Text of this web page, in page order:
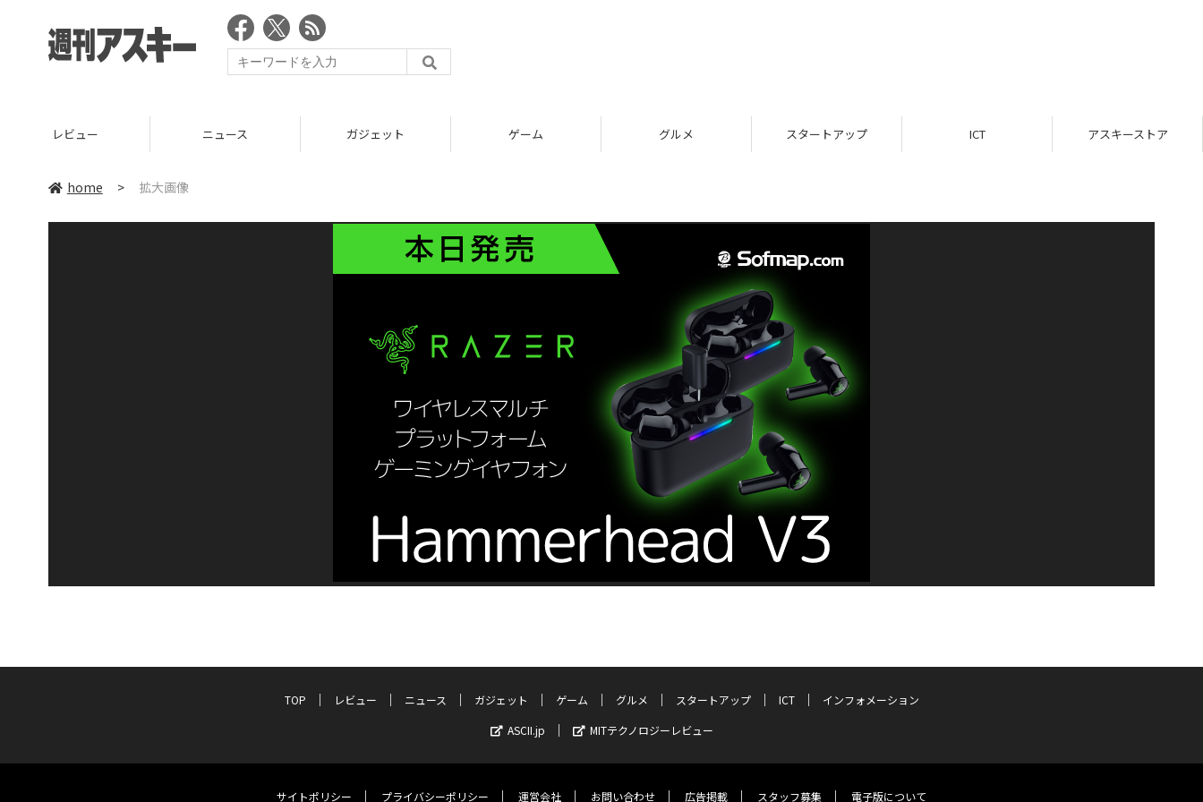
レビュー ニュース ガジェット ゲーム グルメ スタートアップ ICT アスキーストア
home > 拡大画像
TOP レビュー ニュース ガジェット ゲーム グルメ スタートアップ ICT
インフォメーション
ASCII.jp
MITテクノロジーレビュー
サイトポリシー プライバシーポリシー 運営会社 お問い合わせ 広告掲載 スタッフ募集 電子版について